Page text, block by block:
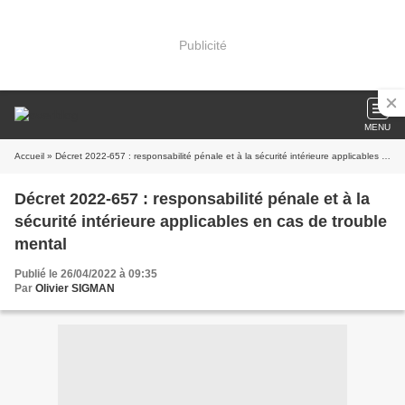
Publicité
MENU
Accueil » Décret 2022-657 : responsabilité pénale et à la sécurité intérieure applicables en cas de trouble mental
Décret 2022-657 : responsabilité pénale et à la
sécurité intérieure applicables en cas de trouble
mental
Publié le 26/04/2022 à 09:35
Par Olivier SIGMAN